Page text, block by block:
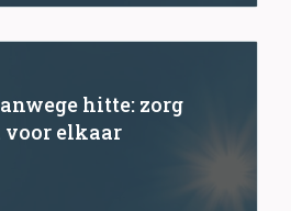
hitte: zorg
voor elkaar